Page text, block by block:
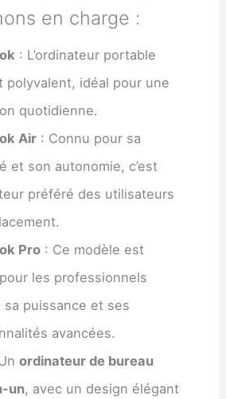
en charge :
: L’ordinateur portable
polyvalent, idéal pour une
quotidienne.
Air : Connu pour sa
et son autonomie, c’est
préféré des utilisateurs
Pro : Ce modèle est
les professionnels
sa puissance et ses
avancées.
ordinateur de bureau
un, avec un design élégant